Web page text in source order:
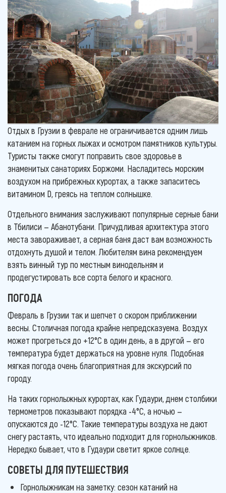
Отдых в Грузии в феврале не ограничивается одним лишь
катанием на горных лыжах и осмотром памятников культуры.
Туристы также смогут поправить свое здоровье в
знаменитых санаториях Боржоми. Насладитесь морским
воздухом на прибрежных курортах, а также запаситесь
витамином D, греясь на теплом солнышке.
Отдельного внимания заслуживают популярные серные бани
в Тбилиси — Абанотубани. Причудливая архитектура этого
места завораживает, а серная баня даст вам возможность
отдохнуть душой и телом. Любителям вина рекомендуем
взять винный тур по местным винодельням и
продегустировать все сорта белого и красного.
ПОГОДА
Февраль в Грузии так и шепчет о скором приближении
весны. Столичная погода крайне непредсказуема. Воздух
может прогреться до +12°С в один день, а в другой — его
температура будет держаться на уровне нуля. Подобная
мягкая погода очень благоприятная для экскурсий по
городу.
На таких горнолыжных курортах, как Гудаури, днем столбики
термометров показывают порядка -4°С, а ночью —
опускаются до -12°С. Такие температуры воздуха не дают
снегу растаять, что идеально подходит для горнолыжников.
Нередко бывает, что в Гудаури светит яркое солнце.
СОВЕТЫ ДЛЯ ПУТЕШЕСТВИЯ
Горнолыжникам на заметку: сезон катаний на